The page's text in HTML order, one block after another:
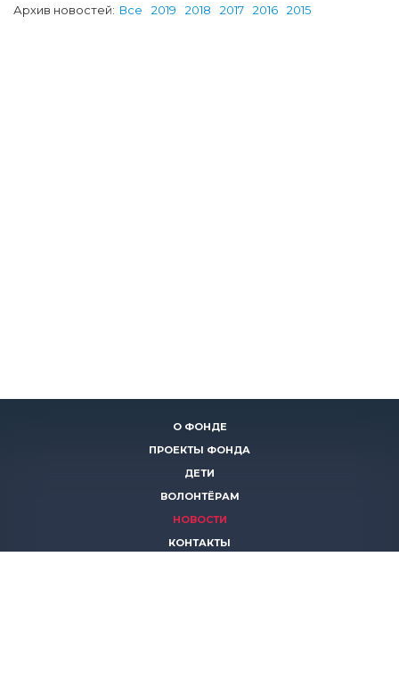
Архив новостей: Все 2019 2018 2017 2016 2015
О ФОНДЕ
ПРОЕКТЫ ФОНДА
ДЕТИ
ВОЛОНТЁРАМ
НОВОСТИ
КОНТАКТЫ